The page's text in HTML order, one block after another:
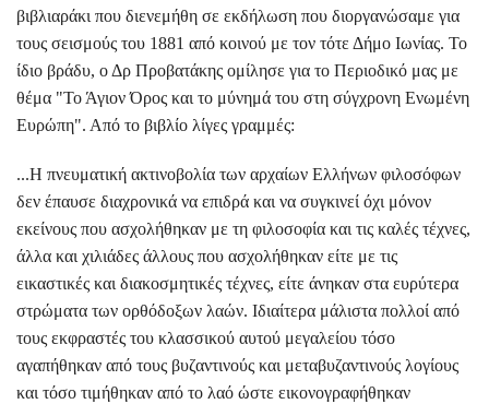
βιβλιαράκι που διενεμήθη σε εκδήλωση που διοργανώσαμε για
τους σεισμούς του 1881 από κοινού με τον τότε Δήμο Ιωνίας. Το
ίδιο βράδυ, ο Δρ Προβατάκης ομίλησε για το Περιοδικό μας με
θέμα "Το Άγιον Όρος και το μύνημά του στη σύγχρονη Ενωμένη
Ευρώπη". Από το βιβλίο λίγες γραμμές:
...Η πνευματική ακτινοβολία των αρχαίων Ελλήνων φιλοσόφων
δεν έπαυσε διαχρονικά να επιδρά και να συγκινεί όχι μόνον
εκείνους που ασχολήθηκαν με τη φιλοσοφία και τις καλές τέχνες,
άλλα και χιλιάδες άλλους που ασχολήθηκαν είτε με τις
εικαστικές και διακοσμητικές τέχνες, είτε άνηκαν στα ευρύτερα
στρώματα των ορθόδοξων λαών. Ιδιαίτερα μάλιστα πολλοί από
τους εκφραστές του κλασσικού αυτού μεγαλείου τόσο
αγαπήθηκαν από τους βυζαντινούς και μεταβυζαντινούς λογίους
και τόσο τιμήθηκαν από το λαό ώστε εικονογραφήθηκαν